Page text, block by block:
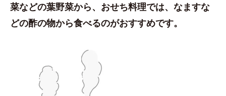
菜などの葉野菜から、おせち料理では、なますな
どの酢の物から食べるのがおすすめです。